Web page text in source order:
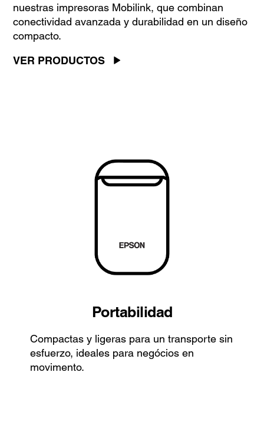
nuestras impresoras Mobilink, que combinan
conectividad avanzada y durabilidad en un diseño
compacto.
VER PRODUCTOS
Portabilidad
Compactas y ligeras para un transporte sin
esfuerzo, ideales para negócios en
movimento.